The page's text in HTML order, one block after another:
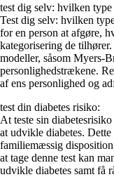
test dig selv: hvilken type
Test dig selv: hvilken
for en person at afgøre,
kategorisering de
modeller, såsom Myers-
personlighedstrækene.
af ens personlighed og
test din diabetes risiko:
At teste sin
at udvikle diabetes.
familiemæssig
at tage denne test kan
udvikle diabetes samt få